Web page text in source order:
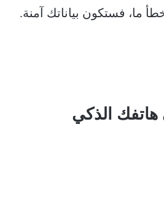
ما، فستكون بياناتك آمنة.